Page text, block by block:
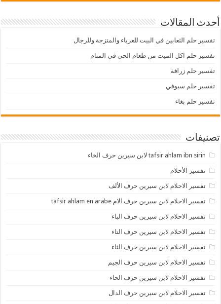
أحدث المقالات
تفسير حلم الثعابين في البيت للعزباء والمتزجة وللرجال
تفسير حلم اكل الميت من طعام الحي في المنام
تفسير حلم زرافة
تفسير حلم سيوفي
تفسير حلم بغاء
تصنيفات
tafsir ahlam ibn sirin لابن سيرين حرف الخاء
تفسير الأحلام
تفسير الاحلام لابن سيرين حرف الألف
تفسير الاحلام لابن سيرين حرف الام tafsir ahlam en arabe
تفسير الاحلام لابن سيرين حرف الباء
تفسير الاحلام لابن سيرين حرف التاء
تفسير الاحلام لابن سيرين حرف الثاء
تفسير الاحلام لابن سيرين حرف الجيم
تفسير الاحلام لابن سيرين حرف الحاء
تفسير الاحلام لابن سيرين حرف الدال